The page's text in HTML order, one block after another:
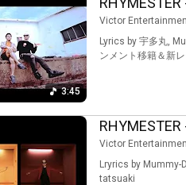
3:45
Victor
Lyrics by 宇多丸,
ンメント移籍＆新
Victor
Lryrics by Mummy-